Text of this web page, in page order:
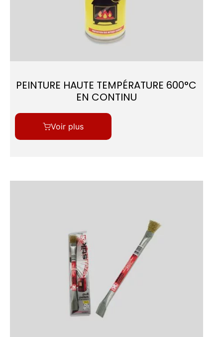
PEINTURE HAUTE TEMPÉRATURE 600°C
EN CONTINU
Voir plus